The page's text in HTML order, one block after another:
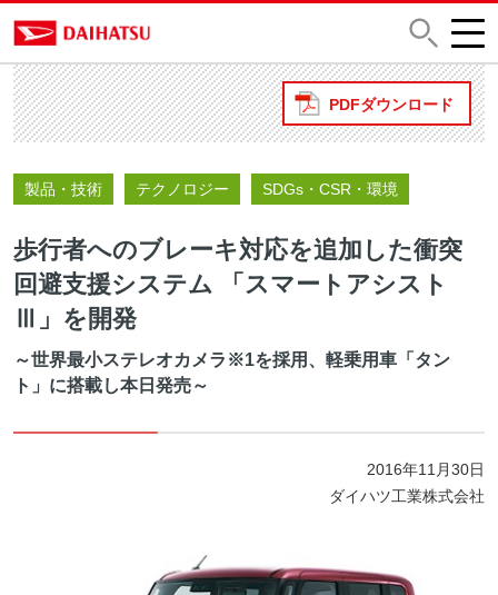
PDFダウンロード
製品・技術 テクノロジー SDGs・CSR・環境
歩行者へのブレーキ対応を追加した衝突
回避支援システム 「スマートアシスト
Ⅲ」を開発
～世界最小ステレオカメラ※1を採用、軽乗用車「タン
ト」に搭載し本日発売～
2016年11月30日
ダイハツ工業株式会社